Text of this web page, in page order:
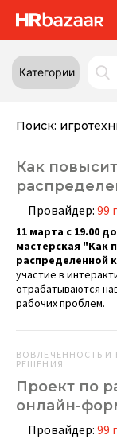
Категории
Поиск:
Как
Провайдер: 99
11 марта с 19.00
мастерская "Как
распределенной
участие в
отрабатываются
рабочих проблем.
ВОВЛЕЧЕННОСТЬ И
РЕШЕНИЯ
Проект по
онлайн-
Провайдер: 99